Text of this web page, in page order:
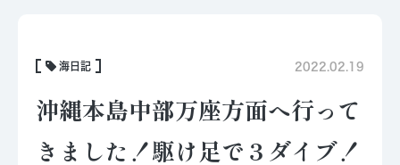
海日記 2022.02.19
沖縄本島中部万座方面へ行って
きました！駆け足で３ダイブ！